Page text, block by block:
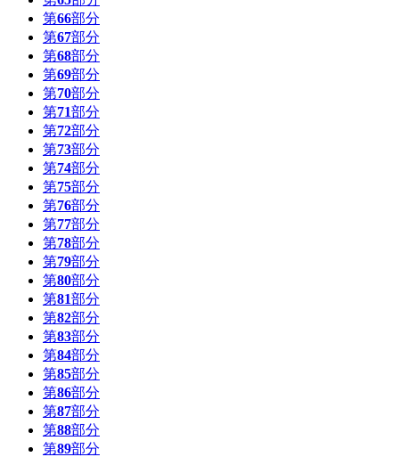
第66部分
第67部分
第68部分
第69部分
第70部分
第71部分
第72部分
第73部分
第74部分
第75部分
第76部分
第77部分
第78部分
第79部分
第80部分
第81部分
第82部分
第83部分
第84部分
第85部分
第86部分
第87部分
第88部分
第89部分